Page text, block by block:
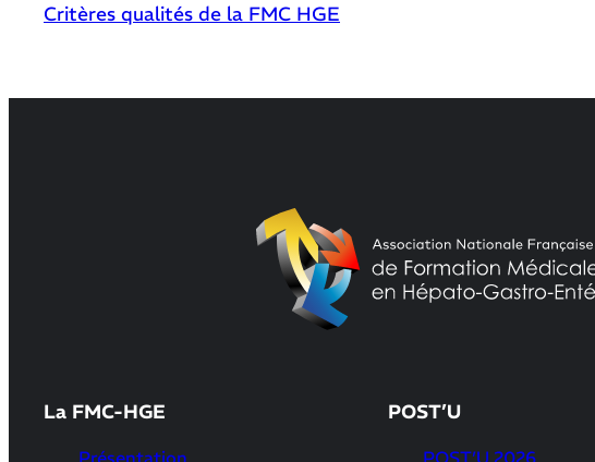
Critères qualités de la FMC HGE
La FMC-HGE POST’U